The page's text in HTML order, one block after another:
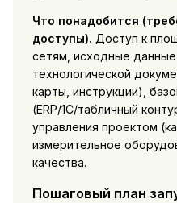
Что понадобится
доступы). Доступ к
сетям, исходные
технологической
карты, инструкции),
(ERP/1С/табличный
управления проектом
измерительное
качества.
Пошаговый план